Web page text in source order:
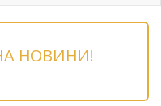
НОВИНИ!